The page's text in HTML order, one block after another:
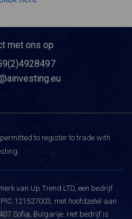
met ons op
to register to trade with
van Up Trend LTD, een bedrijf
121527003, met hoofdzetel aan
Sofia, Bulgarije. Het bedrijf is